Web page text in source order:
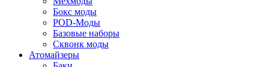
Бокс моды
POD-Моды
Базовые наборы
Сквонк моды
Атомайзеры